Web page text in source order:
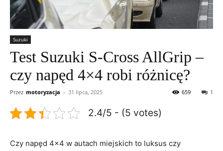
Suzuki
Test Suzuki S-Cross AllGrip –
czy napęd 4×4 robi różnicę?
Przez motoryzacja - 31 lipca, 2025 1
659
2.4/5 - (5 votes)
Czy napęd 4×4​ w autach miejskich⁣ to luksus czy